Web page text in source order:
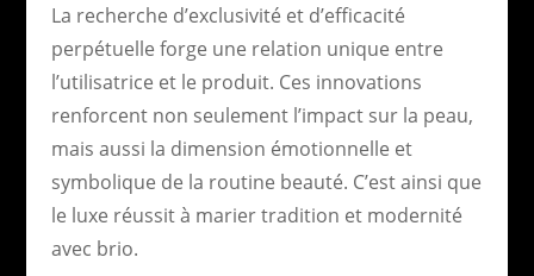
La recherche d’exclusivité et d’efficacité
perpétuelle forge une relation unique entre
l’utilisatrice et le produit. Ces innovations
renforcent non seulement l’impact sur la peau,
mais aussi la dimension émotionnelle et
symbolique de la routine beauté. C’est ainsi que
le luxe réussit à marier tradition et modernité
avec brio.